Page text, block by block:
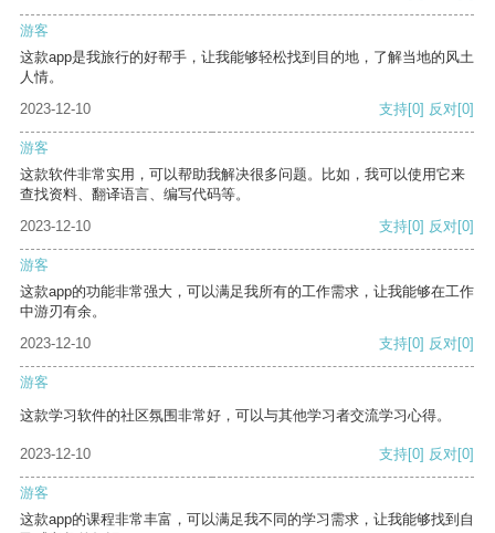
游客
这款app是我旅行的好帮手，让我能够轻松找到目的地，了解当地的风土
人情。
2023-12-10
支持[0] 反对[0]
游客
这款软件非常实用，可以帮助我解决很多问题。比如，我可以使用它来
查找资料、翻译语言、编写代码等。
2023-12-10
支持[0] 反对[0]
游客
这款app的功能非常强大，可以满足我所有的工作需求，让我能够在工作
中游刃有余。
2023-12-10
支持[0] 反对[0]
游客
这款学习软件的社区氛围非常好，可以与其他学习者交流学习心得。
2023-12-10 支持[0] 反对[0]
游客
这款app的课程非常丰富，可以满足我不同的学习需求，让我能够找到自